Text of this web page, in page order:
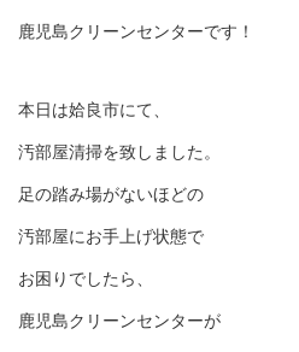
鹿児島クリーンセンターです！
本日は姶良市にて、
汚部屋清掃を致しました。
足の踏み場がないほどの
汚部屋にお手上げ状態で
お困りでしたら、
鹿児島クリーンセンターが